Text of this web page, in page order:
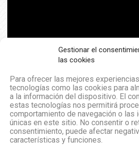
Gestionar el
las cookies
Para ofrecer las mejores
tecnologías como las cookies para
a la información del dispositivo. El
estas tecnologías nos permitirá
comportamiento de navegación o las
únicas en este sitio. No consentir o
consentimiento, puede afectar
características y funciones.